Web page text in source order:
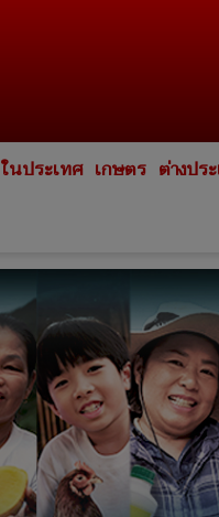
ในประเทศ เกษตร ต่างปร